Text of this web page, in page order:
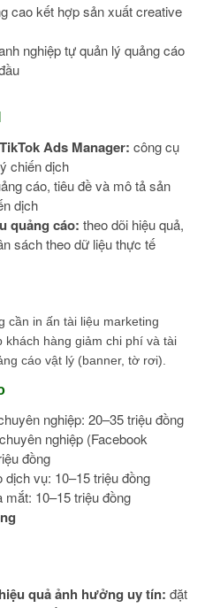
cao kết hợp sản xuất creative
nghiệp tự quản lý quảng cáo
Ads Manager: công cụ
chiến dịch
cáo, tiêu đề và mô tả sản
dịch
quảng cáo: theo dõi hiệu quả,
sách theo dữ liệu thực tế
cần in ấn tài liệu marketing
khách hàng giảm chi phí và tài
cáo vật lý (banner, tờ rơi).
nghiệp: 20–35 triệu đồng
nghiệp (Facebook
đồng
vụ: 10–15 triệu đồng
10–15 triệu đồng
quả ảnh hưởng uy tín: đặt